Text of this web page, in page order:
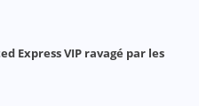
Express VIP ravagé par les